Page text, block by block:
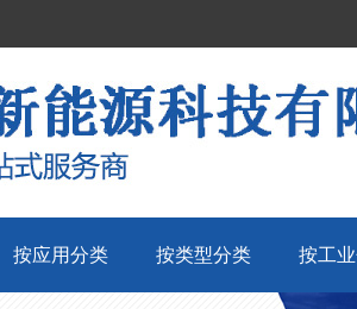
按应用分类 按类型分类 按工